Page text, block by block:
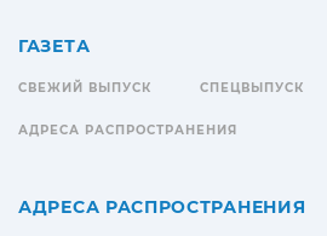
ГАЗЕТА
СВЕЖИЙ ВЫПУСК СПЕЦВЫПУСК
АДРЕСА РАСПРОСТРАНЕНИЯ
АДРЕСА РАСПРОСТРАНЕНИЯ